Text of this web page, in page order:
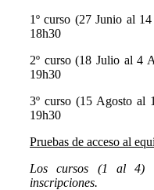
1º curso (27 Junio al
18h30
2º curso (18 Julio al 4
19h30
3º curso (15 Agosto al
19h30
Pruebas de acceso al
Los cursos (1 al 4)
inscripciones.